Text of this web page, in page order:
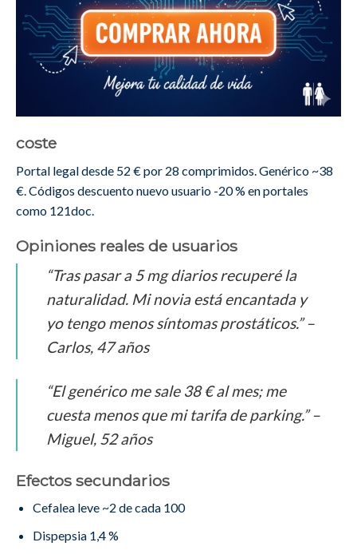
coste
Portal legal desde 52 € por 28 comprimidos. Genérico ~38
€. Códigos descuento nuevo usuario -20 % en portales
como 121doc.
Opiniones reales de usuarios
“Tras pasar a 5 mg diarios recuperé la
naturalidad. Mi novia está encantada y
yo tengo menos síntomas prostáticos.” –
Carlos, 47 años
“El genérico me sale 38 € al mes; me
cuesta menos que mi tarifa de parking.” –
Miguel, 52 años
Efectos secundarios
Cefalea leve ~2 de cada 100
Dispepsia 1,4 %